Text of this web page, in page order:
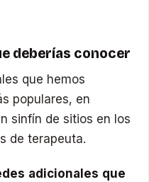
deberías conocer
que hemos
populares, en
sinfín de sitios en los
de terapeuta.
adicionales que